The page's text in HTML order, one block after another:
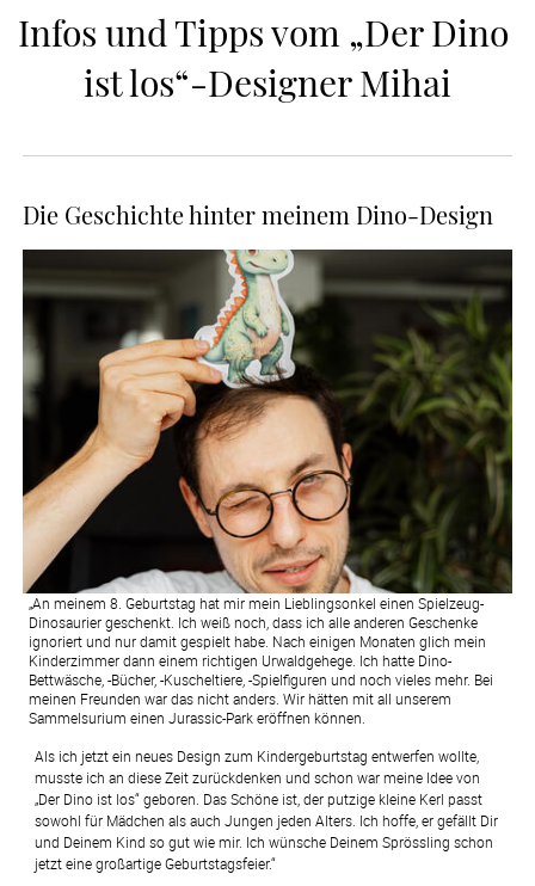
Infos und Tipps vom „Der Dino
ist los“-Designer Mihai
Die Geschichte hinter meinem Dino-Design
„An meinem 8. Geburtstag hat mir mein Lieblingsonkel einen Spielzeug-
Dinosaurier geschenkt. Ich weiß noch, dass ich alle anderen Geschenke
ignoriert und nur damit gespielt habe. Nach einigen Monaten glich mein
Kinderzimmer dann einem richtigen Urwaldgehege. Ich hatte Dino-
Bettwäsche, -Bücher, -Kuscheltiere, -Spielfiguren und noch vieles mehr. Bei
meinen Freunden war das nicht anders. Wir hätten mit all unserem
Sammelsurium einen Jurassic-Park eröffnen können.
Als ich jetzt ein neues Design zum Kindergeburtstag entwerfen wollte,
musste ich an diese Zeit zurückdenken und schon war meine Idee von
„Der Dino ist los“ geboren. Das Schöne ist, der putzige kleine Kerl passt
sowohl für Mädchen als auch Jungen jeden Alters. Ich hoffe, er gefällt Dir
und Deinem Kind so gut wie mir. Ich wünsche Deinem Sprössling schon
jetzt eine großartige Geburtstagsfeier.“